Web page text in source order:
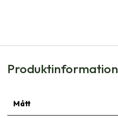
Produktinformation
Mått